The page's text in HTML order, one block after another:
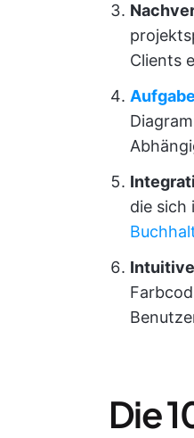
Clients
die sich
Die